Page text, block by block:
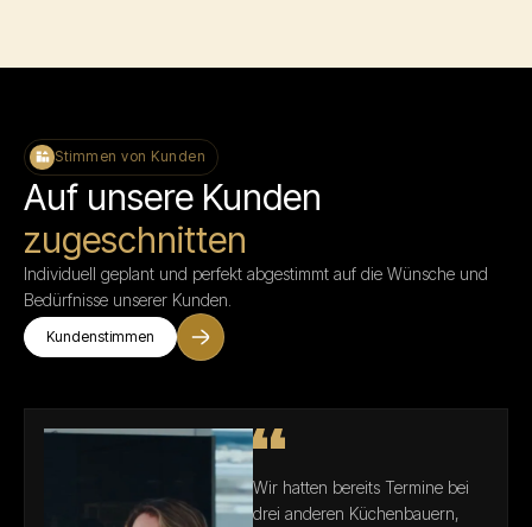
Stimmen von Kunden
Auf unsere Kunden
zugeschnitten
Individuell geplant und perfekt abgestimmt auf die Wünsche und
Bedürfnisse unserer Kunden.
Kundenstimmen
Wir hatten bereits Termine bei
drei anderen Küchenbauern,